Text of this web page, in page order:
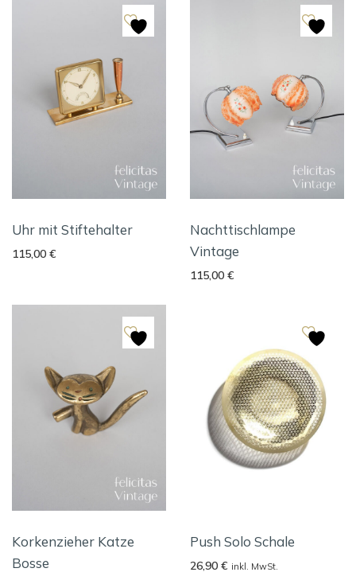
Uhr mit Stiftehalter
115,00 €
Nachttischlampe
Vintage
115,00 €
Korkenzieher Katze
Bosse
Push Solo Schale
26,90 € inkl. MwSt.